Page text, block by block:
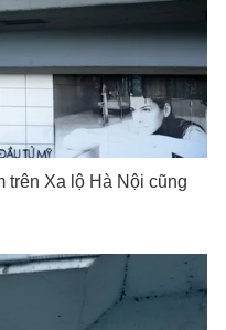
trên Xa lộ Hà Nội cũng